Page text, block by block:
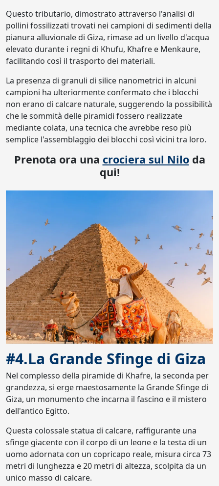
Questo tributario, dimostrato attraverso l'analisi di
pollini fossilizzati trovati nei campioni di sedimenti della
pianura alluvionale di Giza, rimase ad un livello d'acqua
elevato durante i regni di Khufu, Khafre e Menkaure,
facilitando così il trasporto dei materiali.
La presenza di granuli di silice nanometrici in alcuni
campioni ha ulteriormente confermato che i blocchi
non erano di calcare naturale, suggerendo la possibilità
che le sommità delle piramidi fossero realizzate
mediante colata, una tecnica che avrebbe reso più
semplice l'assemblaggio dei blocchi così vicini tra loro.
Prenota ora una crociera sul Niloda
qui!
#4.La Grande Sfinge di Giza
Nel complesso della piramide di Khafre, la seconda per
grandezza, si erge maestosamente la Grande Sfinge di
Giza, un monumento che incarna il fascino e il mistero
dell'antico Egitto.
Questa colossale statua di calcare, raffigurante una
sfinge giacente con il corpo di un leone e la testa di un
uomo adornata con un copricapo reale, misura circa 73
metri di lunghezza e 20 metri di altezza, scolpita da un
unico masso di calcare.